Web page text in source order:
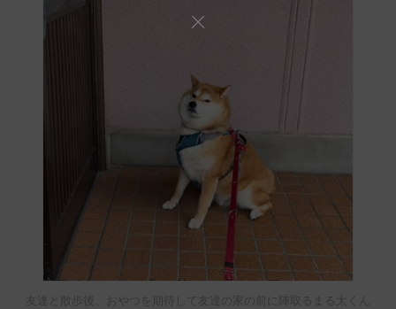
友達と散歩後、おやつを期待して友達の家の前に陣取るまる太くん